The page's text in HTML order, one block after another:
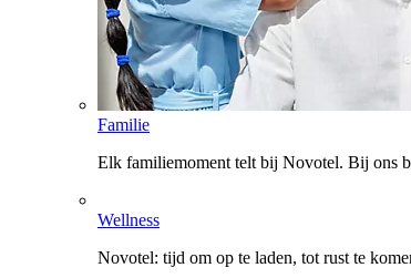
Familie
Elk familiemoment telt bij Novotel. Bij ons
Wellness
Novotel: tijd om op te laden, tot rust te